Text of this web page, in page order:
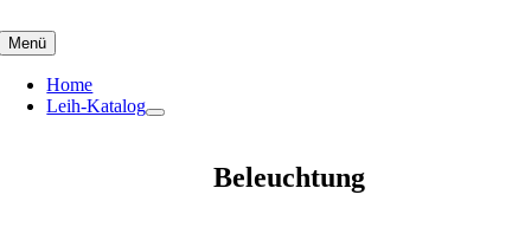
to
content
Menü
Home
Leih-Katalog
Beleuchtung